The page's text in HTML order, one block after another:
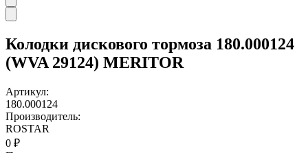
Колодки дискового тормоза 180.000124
(WVA 29124) MERITOR
Артикул:
180.000124
Производитель:
ROSTAR
0 ₽